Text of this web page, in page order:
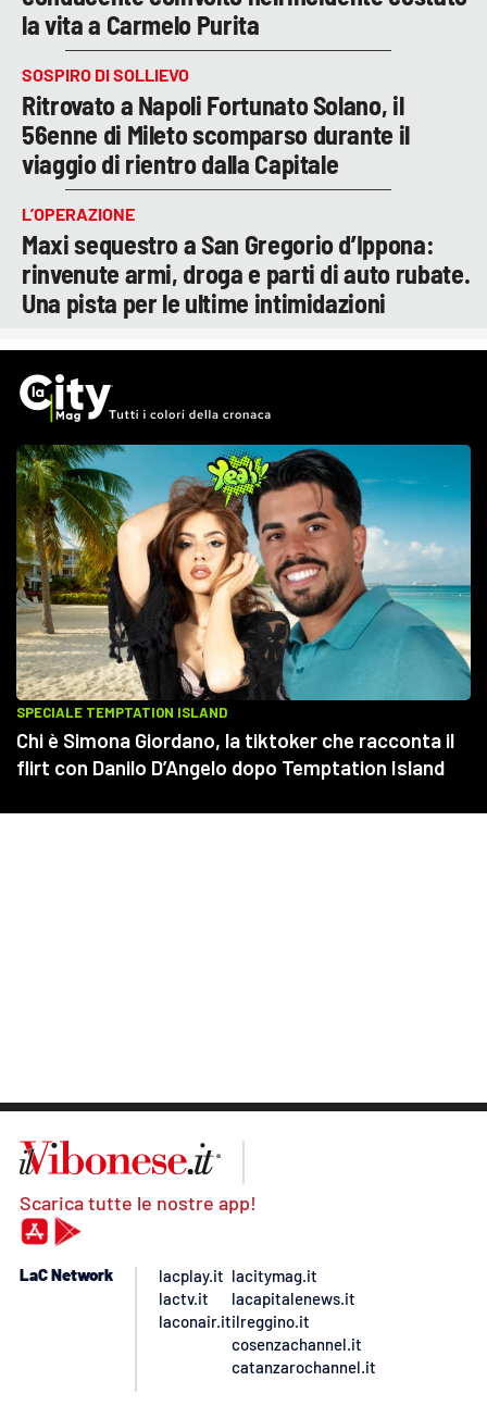
la vita a Carmelo Purita
SOSPIRO DI SOLLIEVO
Ritrovato a Napoli Fortunato Solano, il
56enne di Mileto scomparso durante il
viaggio di rientro dalla Capitale
L’OPERAZIONE
Maxi sequestro a San Gregorio d’Ippona:
rinvenute armi, droga e parti di auto rubate.
Una pista per le ultime intimidazioni
Scarica tutte le nostre app!
LaC Network
lacplay.it
lactv.it
laconair.it
lacitymag.it
lacapitalenews.it
ilreggino.it
cosenzachannel.it
catanzarochannel.it